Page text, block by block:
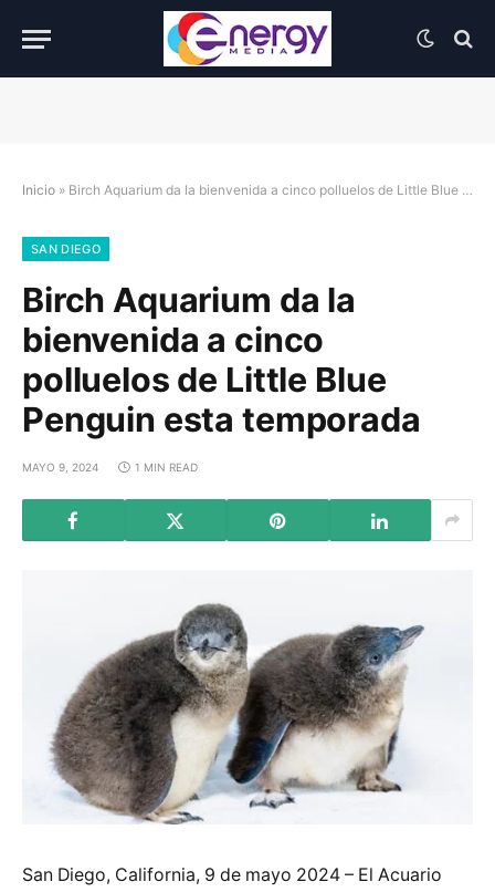
Inicio » Birch Aquarium da la bienvenida a cinco polluelos de Little Blue Penguin esta temporada
SAN DIEGO
Birch Aquarium da la
bienvenida a cinco
polluelos de Little Blue
Penguin esta temporada
MAYO 9, 2024 1 MIN READ
San Diego, California, 9 de mayo 2024 – El Acuario